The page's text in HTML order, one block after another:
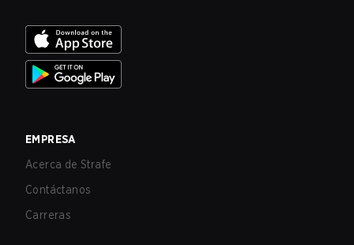
EMPRESA
Acerca de Strafe
Contáctanos
Carreras